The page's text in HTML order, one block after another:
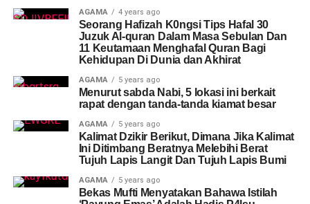
AGAMA 4 years ago
Seorang Hafizah K0ngsi Tips Hafal 30
Juzuk Al-quran Dalam Masa Sebulan Dan
11 Keutamaan Menghafal Quran Bagi
Kehidupan Di Dunia dan Akhirat
AGAMA 5 years ago
Menurut sabda Nabi, 5 lokasi ini berkait
rapat dengan tanda-tanda kiamat besar
AGAMA 5 years ago
Kalimat Dzikir Berikut, Dimana Jika Kalimat
Ini Ditimbang Beratnya Melebihi Berat
Tujuh Lapis Langit Dan Tujuh Lapis Bumi
AGAMA 5 years ago
Bekas Mufti Menyatakan Bahawa Istilah